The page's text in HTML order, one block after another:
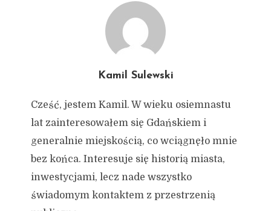
Kamil Sulewski
Cześć, jestem Kamil. W wieku osiemnastu
lat zainteresowałem się Gdańskiem i
generalnie miejskością, co wciągnęło mnie
bez końca. Interesuje się historią miasta,
inwestycjami, lecz nade wszystko
świadomym kontaktem z przestrzenią